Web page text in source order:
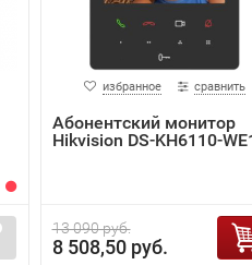
избранное сравнить
Абонентский монитор
Hikvision DS-KH6110-
13 090 руб.
8 508,50 руб.